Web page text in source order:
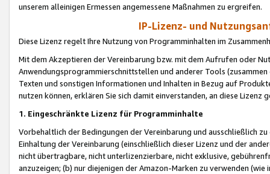
unserem alleinigen Ermessen angemessene Maßnahmen zu ergreifen.
IP-Lizenz- und
Diese Lizenz regelt Ihre Nutzung von Programminhalten im
Mit dem Akzeptieren der Vereinbarung bzw. mit dem Aufrufen oder
Anwendungsprogrammierschnittstellen und anderer Tools (zusammen
Texten und sonstigen Informationen und Inhalten in Bezug auf
nutzen können, erklären Sie sich damit einverstanden, an diese Lizenz
1. Eingeschränkte Lizenz für Programminhalte
Vorbehaltlich der Bedingungen der Vereinbarung und ausschließlich
Einhaltung der Vereinbarung (einschließlich dieser Lizenz und der
nicht übertragbare, nicht unterlizenzierbare, nicht exklusive,
anzuzeigen; (b) nur diejenigen der Amazon-Marken zu verwenden